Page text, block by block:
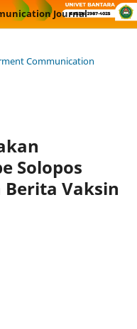
Journal
Communication
Solopos
Vaksin